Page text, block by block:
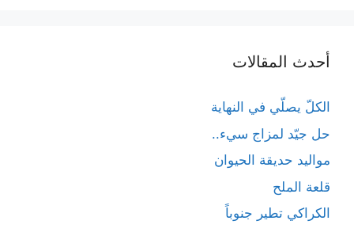
أحدث المقالات
الكلّ يصلّي في النهاية
حل جيّد لمزاج سيء..
مواليد حديقة الحيوان
قلعة الملح
الكراكي تطير جنوباً